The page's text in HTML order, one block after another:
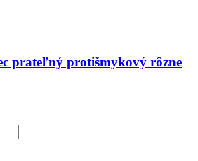
prateľný protišmykový rôzne